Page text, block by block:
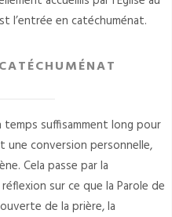
l’entrée en catéchuménat.
suffisamment long pour
conversion personnelle,
Cela passe par la
sur ce que la Parole de
de la prière, la